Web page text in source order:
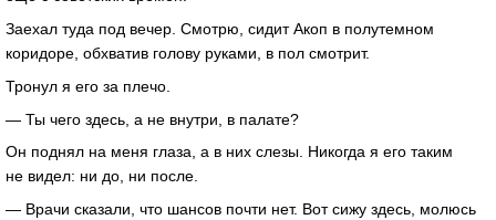
Заехал туда под вечер. Смотрю, сидит Акоп в полутемном
коридоре, обхватив голову руками, в пол смотрит.
Тронул я его за плечо.
— Ты чего здесь, а не внутри, в палате?
Он поднял на меня глаза, а в них слезы. Никогда я его таким
не видел: ни до, ни после.
— Врачи сказали, что шансов почти нет. Вот сижу здесь, молюсь